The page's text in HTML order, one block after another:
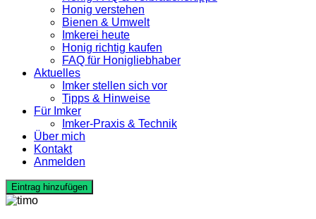
Honig verstehen
Bienen & Umwelt
Imkerei heute
Honig richtig kaufen
FAQ für Honigliebhaber
Aktuelles
Imker stellen sich vor
Tipps & Hinweise
Für Imker
Imker-Praxis & Technik
Über mich
Kontakt
Anmelden
Eintrag hinzufügen